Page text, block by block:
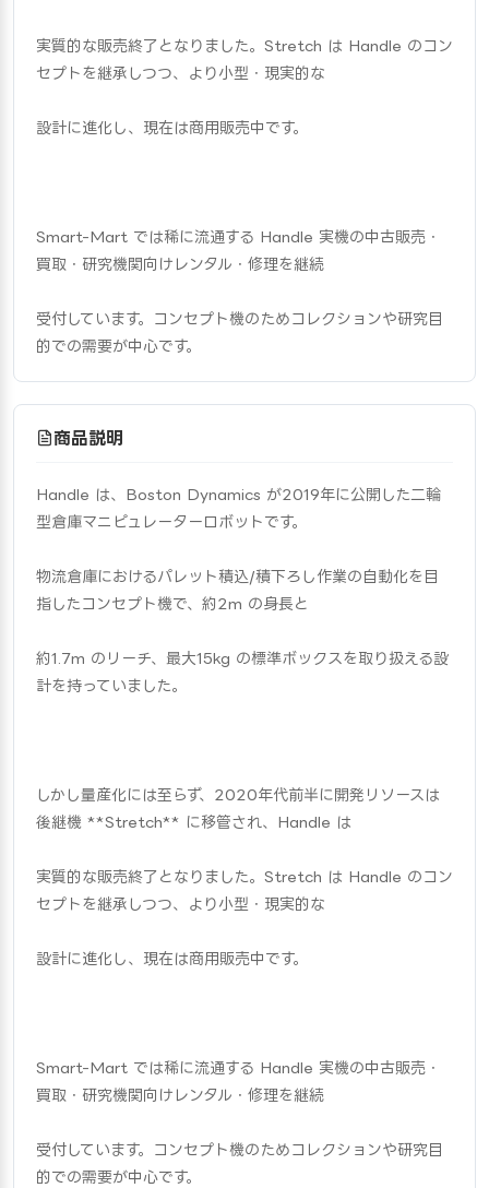
実質的な販売終了となりました。Stretch は Handle のコン
セプトを継承しつつ、より小型・現実的な
設計に進化し、現在は商用販売中です。
Smart-Mart では稀に流通する Handle 実機の中古販売・
買取・研究機関向けレンタル・修理を継続
受付しています。コンセプト機のためコレクションや研究目
的での需要が中心です。
商品説明
Handle は、Boston Dynamics が2019年に公開した二輪
型倉庫マニピュレーターロボットです。
物流倉庫におけるパレット積込/積下ろし作業の自動化を目
指したコンセプト機で、約2m の身長と
約1.7m のリーチ、最大15kg の標準ボックスを取り扱える設
計を持っていました。
しかし量産化には至らず、2020年代前半に開発リソースは
後継機 **Stretch** に移管され、Handle は
実質的な販売終了となりました。Stretch は Handle のコン
セプトを継承しつつ、より小型・現実的な
設計に進化し、現在は商用販売中です。
Smart-Mart では稀に流通する Handle 実機の中古販売・
買取・研究機関向けレンタル・修理を継続
受付しています。コンセプト機のためコレクションや研究目
的での需要が中心です。